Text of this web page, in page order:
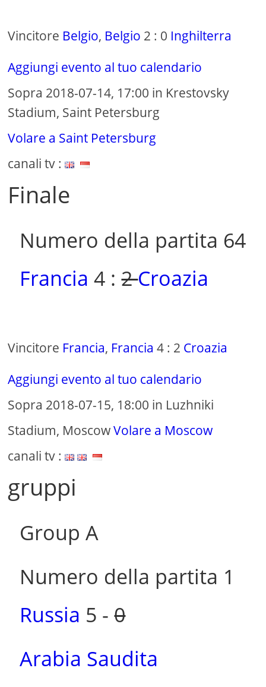
Vincitore Belgio, Belgio 2 : 0 Inghilterra
Aggiungi evento al tuo calendario
Sopra 2018-07-14, 17:00 in Krestovsky
Stadium, Saint Petersburg
Volare a Saint Petersburg
canali tv :
Finale
Numero della partita 64
Francia 4 :2Croazia
Vincitore Francia, Francia 4 : 2 Croazia
Aggiungi evento al tuo calendario
Sopra 2018-07-15, 18:00 in Luzhniki
Stadium, MoscowVolare a Moscow
canali tv :
gruppi
Group A
Numero della partita 1
Russia 5 -0
Arabia Saudita